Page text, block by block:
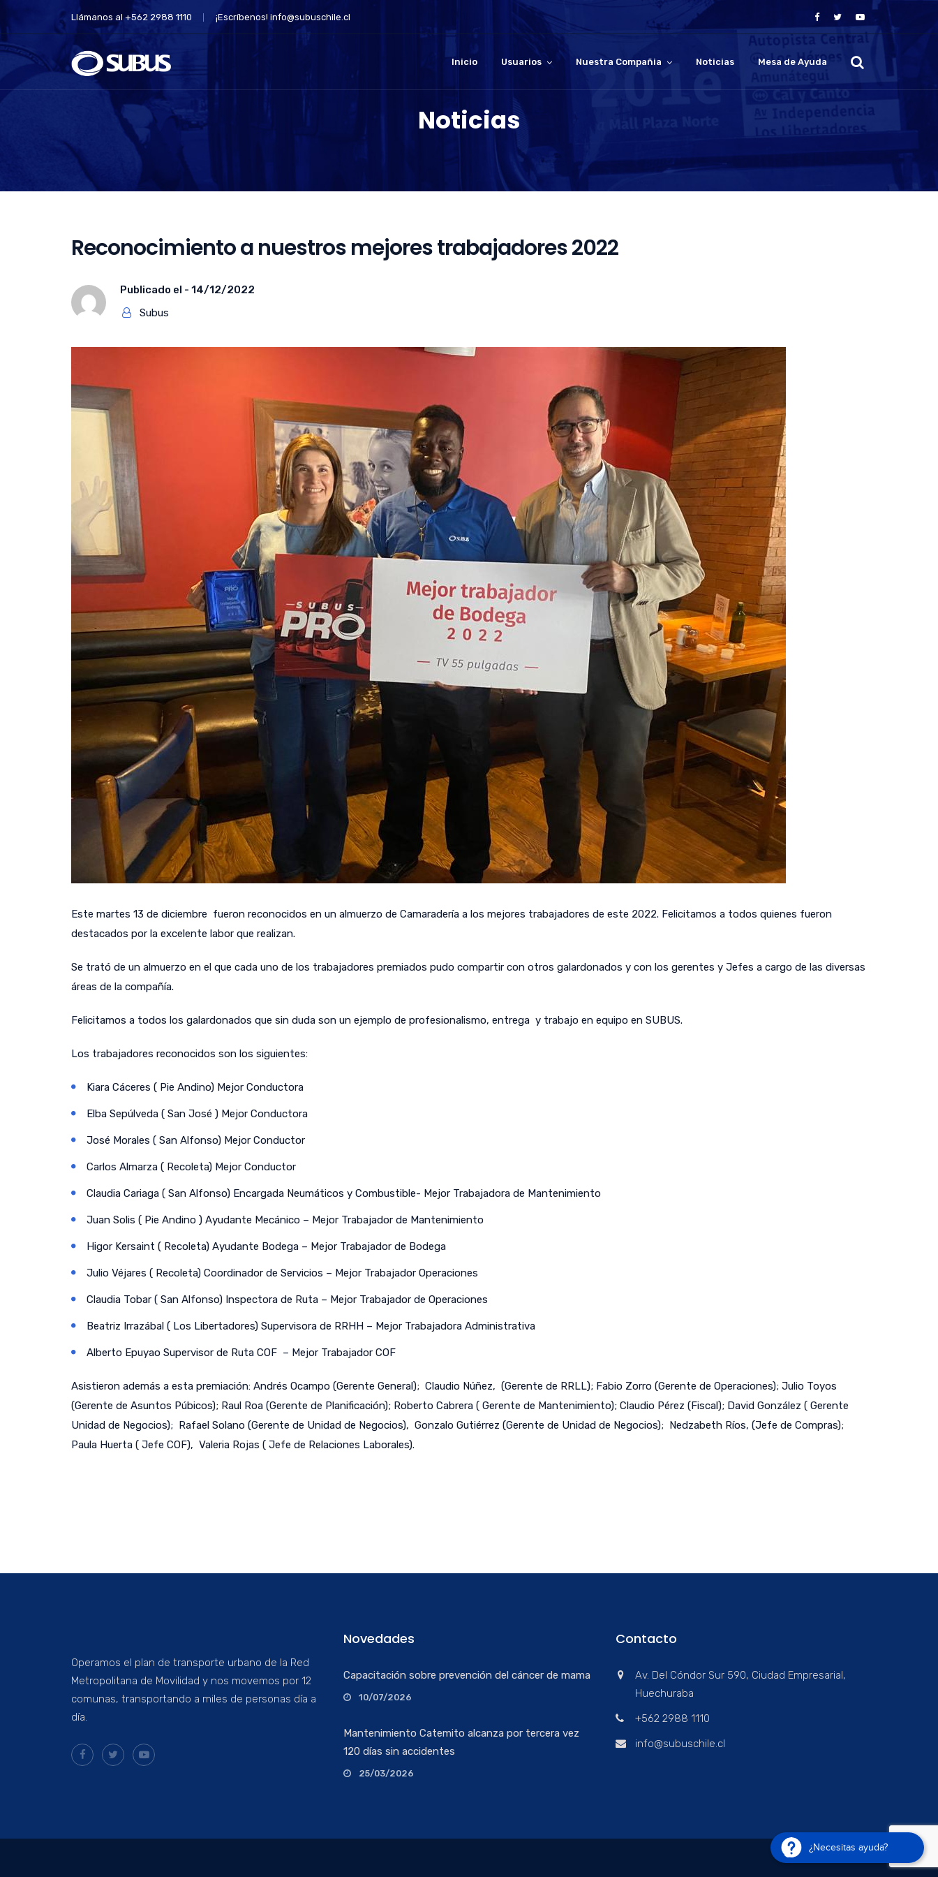
Llámanos al +562 2988 1110 ¡Escríbenos! info@subuschile.cl
Inicio Usuarios Nuestra Compañia Noticias Mesa de Ayuda
Noticias
Reconocimiento a nuestros mejores trabajadores 2022
Publicado el - 14/12/2022
Subus
Este martes 13 de diciembre fueron reconocidos en un almuerzo de Camaradería a los mejores trabajadores de este 2022. Felicitamos a todos quienes fueron
destacados por la excelente labor que realizan.
Se trató de un almuerzo en el que cada uno de los trabajadores premiados pudo compartir con otros galardonados y con los gerentes y Jefes a cargo de las diversas
áreas de la compañía.
Felicitamos a todos los galardonados que sin duda son un ejemplo de profesionalismo, entrega y trabajo en equipo en SUBUS.
Los trabajadores reconocidos son los siguientes:
Kiara Cáceres ( Pie Andino) Mejor Conductora
Elba Sepúlveda ( San José ) Mejor Conductora
José Morales ( San Alfonso) Mejor Conductor
Carlos Almarza ( Recoleta) Mejor Conductor
Claudia Cariaga ( San Alfonso) Encargada Neumáticos y Combustible- Mejor Trabajadora de Mantenimiento
Juan Solis ( Pie Andino ) Ayudante Mecánico – Mejor Trabajador de Mantenimiento
Higor Kersaint ( Recoleta) Ayudante Bodega – Mejor Trabajador de Bodega
Julio Véjares ( Recoleta) Coordinador de Servicios – Mejor Trabajador Operaciones
Claudia Tobar ( San Alfonso) Inspectora de Ruta – Mejor Trabajador de Operaciones
Beatriz Irrazábal ( Los Libertadores) Supervisora de RRHH – Mejor Trabajadora Administrativa
Alberto Epuyao Supervisor de Ruta COF – Mejor Trabajador COF
Asistieron además a esta premiación: Andrés Ocampo (Gerente General); Claudio Núñez, (Gerente de RRLL); Fabio Zorro (Gerente de Operaciones); Julio Toyos
(Gerente de Asuntos Púbicos); Raul Roa (Gerente de Planificación); Roberto Cabrera ( Gerente de Mantenimiento); Claudio Pérez (Fiscal); David González ( Gerente
Unidad de Negocios); Rafael Solano (Gerente de Unidad de Negocios), Gonzalo Gutiérrez (Gerente de Unidad de Negocios); Nedzabeth Ríos, (Jefe de Compras);
Paula Huerta ( Jefe COF), Valeria Rojas ( Jefe de Relaciones Laborales).
Operamos el plan de transporte urbano de la Red
Metropolitana de Movilidad y nos movemos por 12
comunas, transportando a miles de personas día a
día.
Novedades
Capacitación sobre prevención del cáncer de mama
10/07/2026
Mantenimiento Catemito alcanza por tercera vez
120 días sin accidentes
25/03/2026
Contacto
Av. Del Cóndor Sur 590, Ciudad Empresarial,
Huechuraba
+562 2988 1110
info@subuschile.cl